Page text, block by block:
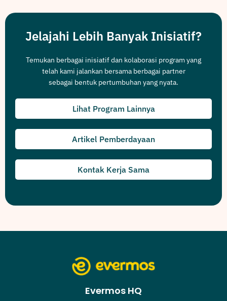
Jelajahi Lebih Banyak Inisiatif?
Temukan berbagai inisiatif dan kolaborasi program yang
telah kami jalankan bersama berbagai partner
sebagai bentuk pertumbuhan yang nyata.
Lihat Program Lainnya
Artikel Pemberdayaan
Kontak Kerja Sama
Evermos HQ